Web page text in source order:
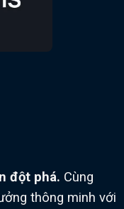
đột phá. Cùng
thông minh với